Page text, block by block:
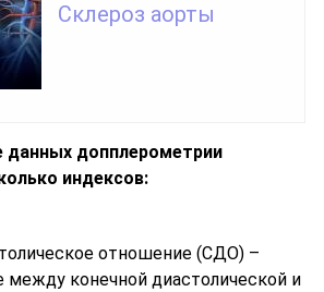
Склероз аорты
данных допплерометрии
индексов:
отношение (СДО) –
между конечной диастолической и